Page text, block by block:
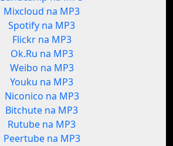
Mixcloud na MP3
Spotify na MP3
Flickr na MP3
Ok.Ru na MP3
Weibo na MP3
Youku na MP3
Niconico na MP3
Bitchute na MP3
Rutube na MP3
Peertube na MP3